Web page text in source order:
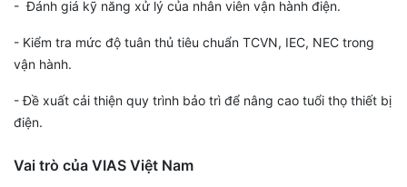
- Đánh giá kỹ năng xử lý của nhân viên vận hành điện.
- Kiểm tra mức độ tuân thủ tiêu chuẩn TCVN, IEC, NEC trong
vận hành.
- Đề xuất cải thiện quy trình bảo trì để nâng cao tuổi thọ thiết bị
điện.
Vai trò của VIAS Việt Nam